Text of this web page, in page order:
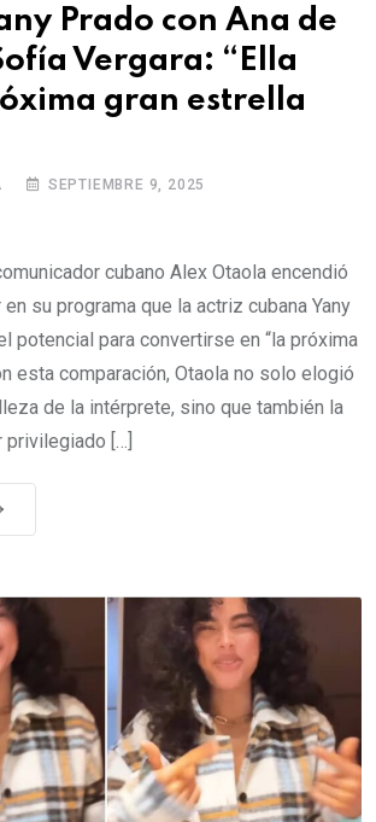
Prado con Ana de
Vergara: “Ella
gran estrella
SEPTIEMBRE 9, 2025
cubano Alex Otaola encendió
su programa que la actriz cubana Yany
potencial para convertirse en “la próxima
esta comparación, Otaola no solo elogió
de la intérprete, sino que también la
privilegiado […]